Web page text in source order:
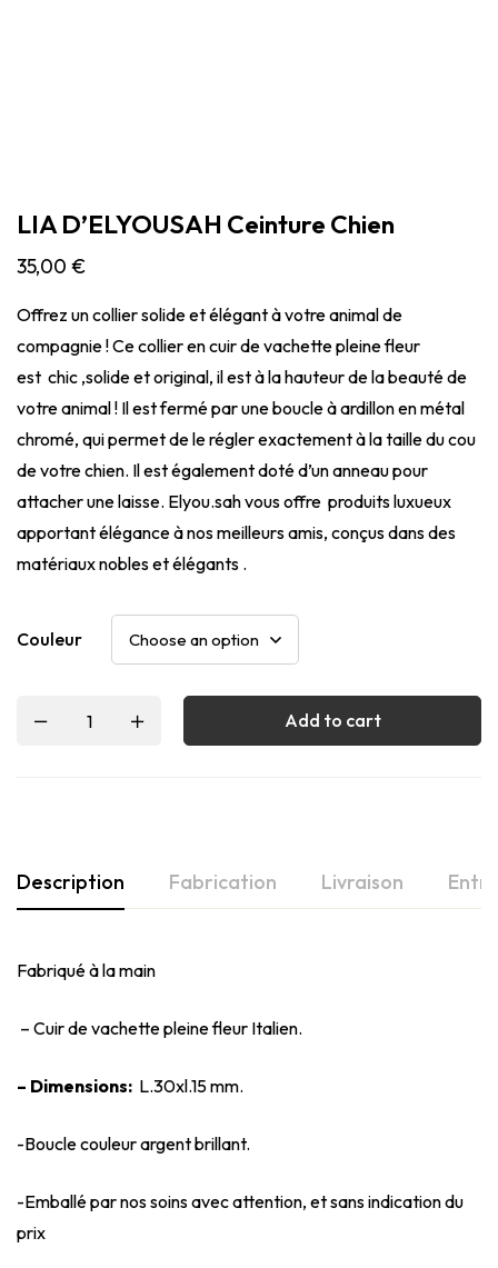
LIA D’ELYOUSAH Ceinture Chien
35,00 €
Offrez un collier solide et élégant à votre animal de
compagnie ! Ce collier en cuir de vachette pleine fleur
est chic ,solide et original, il est à la hauteur de la beauté de
votre animal ! Il est fermé par une boucle à ardillon en métal
chromé, qui permet de le régler exactement à la taille du cou
de votre chien. Il est également doté d’un anneau pour
attacher une laisse. Elyou.sah vous offre produits luxueux
apportant élégance à nos meilleurs amis, conçus dans des
matériaux nobles et élégants .
Couleur
Add to cart
Description Fabrication Livraison
Fabriqué à la main
– Cuir de vachette pleine fleur Italien.
– Dimensions: L.30xl.15 mm.
-Boucle couleur argent brillant.
-Emballé par nos soins avec attention, et sans indication du
prix